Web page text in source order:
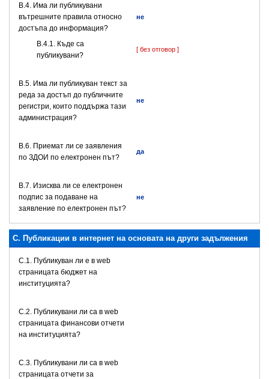
В.4. Има ли публикувани
вътрешните правила относно
достъпа до информация?
не
В.4.1. Къде са
публикувани?
[ без отговор ]
В.5. Има ли публикуван текст за
реда за достъп до публичните
регистри, които поддържа тази
администрация?
не
В.6. Приемат ли се заявления
по ЗДОИ по електронен път?
да
В.7. Изисква ли се електронен
подпис за подаване на
заявление по електронен път?
не
C. Публикации в интернет на основата на други задължения
C.1. Публикуван ли е в web
страницата бюджет на
институцията?
C.2. Публикувани ли са в web
страницата финансови отчети
на институцията?
C.3. Публикувани ли са в web
страницата отчети за